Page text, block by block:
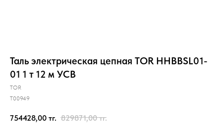
Таль электрическая цепная TOR HHBBSL01-
01 1 т 12 м УСВ
TOR
T00949
754428,00 тг. 829871,00 тг.